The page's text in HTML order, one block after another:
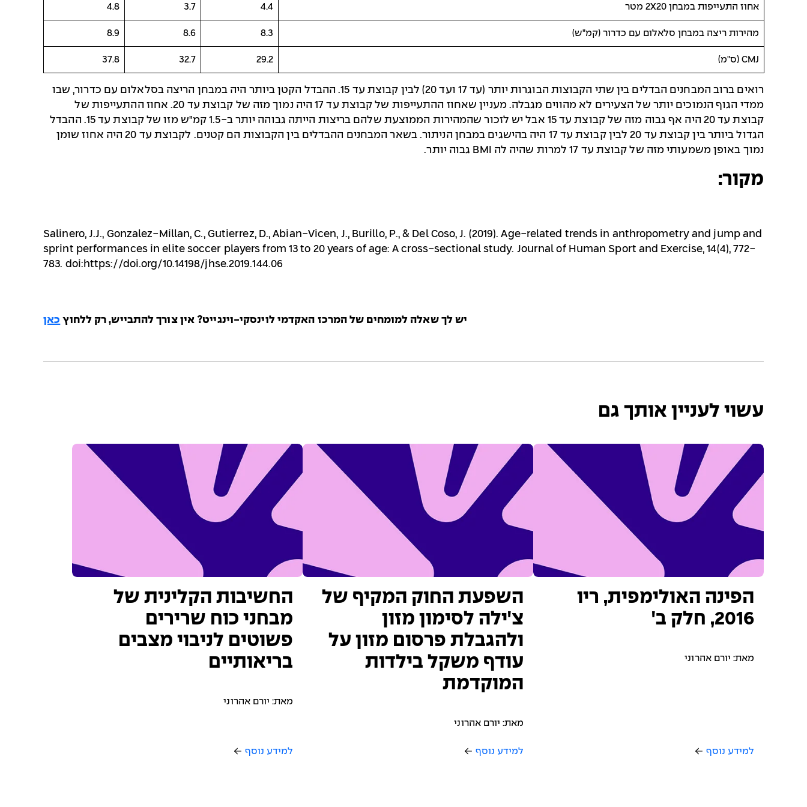
אחוז התעייפות במבחן 2X20 מטר 4.4
3.7
4.8
מהירות ריצה במבחן סלאלום עם כדרור (קמ"ש) 8.3
8.6
8.9
CMJ (ס"מ) 29.2
32.7
37.8
רואים ברוב המבחנים הבדלים בין שתי הקבוצות הבוגרות יותר (עד 17 ועד 20) לבין קבוצת עד 15. ההבדל הקטן ביותר היה במבחן הריצה בסלאלום עם כדרור, שבו
ממדי הגוף הנמוכים יותר של הצעירים לא מהווים מגבלה. מעניין שאחוז ההתעייפות של קבוצת עד 17 היה נמוך מזה של קבוצת עד 20. אחוז ההתעייפות של
קבוצת עד 20 היה אף גבוה מזה של קבוצת עד 15 אבל יש לזכור שהמהירות הממוצעת שלהם בריצות הייתה גבוהה יותר ב-1.5 קמ"ש מזו של קבוצת עד 15. ההבדל
הגדול ביותר בין קבוצת עד 20 לבין קבוצת עד 17 היה בהישגים במבחן הניתור. בשאר המבחנים ההבדלים בין הקבוצות הם קטנים. לקבוצת עד 20 היה אחוז שומן
נמוך באופן משמעותי מזה של קבוצת עד 17 למרות שהיה לה BMI גבוה יותר.
מקור:
Salinero, J.J., Gonzalez-Millan, C., Gutierrez, D., Abian-Vicen, J., Burillo, P., & Del Coso, J. (2019). Age-related trends in anthropometry and jump and
sprint performances in elite soccer players from 13 to 20 years of age: A cross-sectional study. Journal of Human Sport and Exercise, 14(4), 772-
783. doi:https://doi.org/10.14198/jhse.2019.144.06
יש לך שאלה למומחים של המרכז האקדמי לוינסקי-וינגייט? אין צורך להתבייש, רק ללחוץ כאן
עשוי לעניין אותך גם
הפינה האולימפית, ריו
2016, חלק ב'
מאת: יורם אהרוני
למידע נוסף
השפעת החוק המקיף של
צ'ילה לסימון מזון
ולהגבלת פרסום מזון על
עודף משקל בילדות
המוקדמת
מאת: יורם אהרוני
למידע נוסף
החשיבות הקלינית של
מבחני כוח שרירים
פשוטים לניבוי מצבים
בריאותיים
מאת: יורם אהרוני
למידע נוסף